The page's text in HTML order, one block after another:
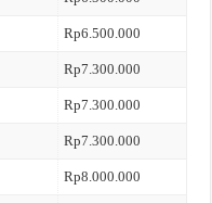
Rp6.500.000
Rp7.300.000
Rp7.300.000
Rp7.300.000
Rp8.000.000